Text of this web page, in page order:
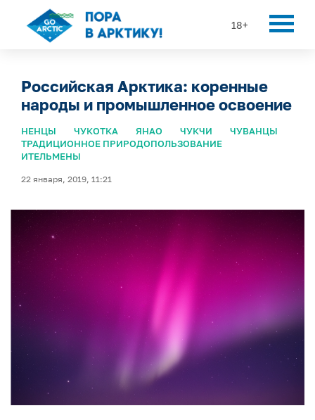
18+
Российская Арктика: коренные
народы и промышленное освоение
НЕНЦЫ ЧУКОТКА ЯНАО ЧУКЧИ
ЧУВАНЦЫ
ТРАДИЦИОННОЕ ПРИРОДОПОЛЬЗОВАНИЕ
ИТЕЛЬМЕНЫ
22 января, 2019, 11:21